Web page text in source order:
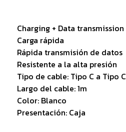
Charging + Data transmission
Carga rápida
Rápida transmisión de datos
Resistente a la alta presión
Tipo de cable: Tipo C a Tipo C
Largo del cable: 1m
Color: Blanco
Presentación: Caja